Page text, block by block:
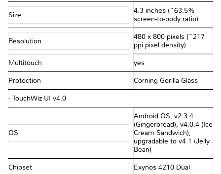
Size
4.3 inches (~63.5%
screen-to-body ratio)
Resolution
480 x 800 pixels (~217
ppi pixel density)
Multitouch yes
Protection Corning Gorilla Glass
- TouchWiz UI v4.0
OS
Android OS, v2.3.4
(Gingerbread), v4.0.4 (Ice
Cream Sandwich),
upgradable to v4.1 (Jelly
Bean)
Chipset Exynos 4210 Dual